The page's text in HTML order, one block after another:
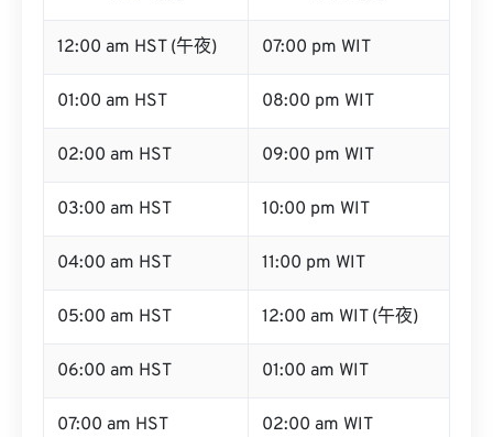
12:00 am HST (午夜) 07:00 pm WIT
01:00 am HST 08:00 pm WIT
02:00 am HST 09:00 pm WIT
03:00 am HST 10:00 pm WIT
04:00 am HST 11:00 pm WIT
05:00 am HST 12:00 am WIT (午夜)
06:00 am HST 01:00 am WIT
07:00 am HST 02:00 am WIT